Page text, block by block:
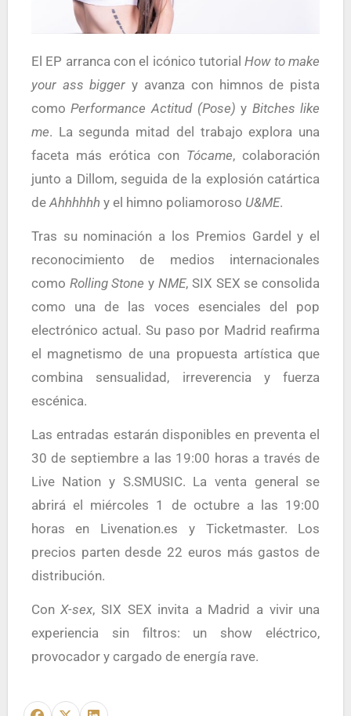
El EP arranca con el icónico tutorialHow to make
your ass bigger y avanza con himnos de pista
comoPerformance Actitud (Pose) y Bitches like
me. La segunda mitad del trabajo explora una
faceta más erótica con Tócame, colaboración
junto a Dillom, seguida de la explosión catártica
de Ahhhhhh y el himno poliamoroso U&ME.
Tras su nominación a los Premios Gardel y el
reconocimiento de medios internacionales
como Rolling Stone y NME, SIX SEX se consolida
como una de las voces esenciales del pop
electrónico actual. Su paso por Madrid reafirma
el magnetismo de una propuesta artística que
combina sensualidad, irreverencia y fuerza
escénica.
Las entradas estarán disponibles en preventa el
30 de septiembre a las 19:00 horas a través de
Live Nation y S.SMUSIC. La venta general se
abrirá el miércoles 1 de octubre a las 19:00
horas en Livenation.es y Ticketmaster. Los
precios parten desde 22 euros más gastos de
distribución.
ConX-sex, SIX SEX invita a Madrid a vivir una
experiencia sin filtros: un show eléctrico,
provocador y cargado de energía rave.